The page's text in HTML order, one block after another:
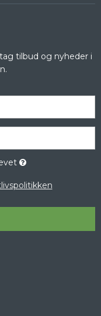
tilbud og nyheder i